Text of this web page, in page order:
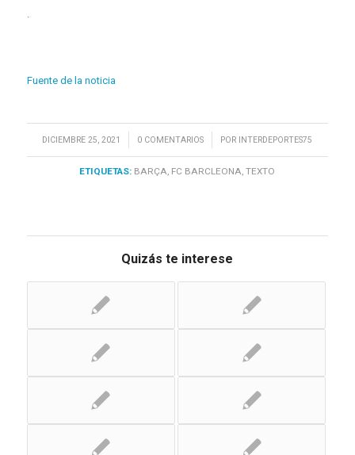
.
Fuente de la noticia
DICIEMBRE 25, 2021
/ 0 COMENTARIOS
/ POR INTERDEPORTES75
ETIQUETAS: BARÇA, FC BARCLEONA,TEXTO
Quizás te interese